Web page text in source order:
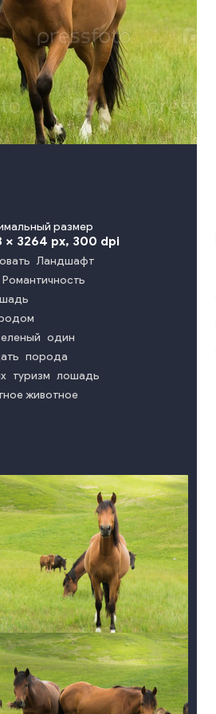
размер
x 3264 px, 300 dpi
Ландшафт
Романтичность
один
порода
туризм лошадь
животное
photo